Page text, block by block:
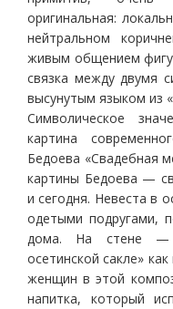
оригинальная:
нейтральном
живым общением
связка между двумя
высунутым языком из
Символическое
картина
Бедоева «Свадебная
картины Бедоева —
и сегодня. Невеста в
одетыми подругами,
дома. На стене —
осетинской сакле»
женщин в этой
напитка, который